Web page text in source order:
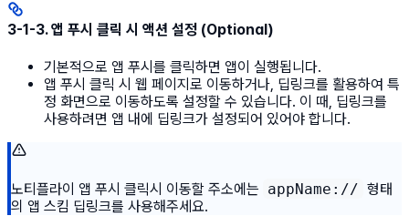
3-1-3. 앱 푸시 클릭 시 액션 설정 (Optional)
기본적으로 앱 푸시를 클릭하면 앱이 실행됩니다.
앱 푸시 클릭 시 웹 페이지로 이동하거나, 딥링크를 활용하여 특
정 화면으로 이동하도록 설정할 수 있습니다. 이 때, 딥링크를
사용하려면 앱 내에 딥링크가 설정되어 있어야 합니다.
노티플라이 앱 푸시 클릭시 이동할 주소에는 appName:// 형태
의 앱 스킴 딥링크를 사용해주세요.